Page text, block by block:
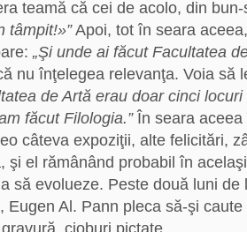
teamă că cei de acolo, din
tâmpit!»”Apoi, tot în seara
„Şi unde ai făcut Facultatea
nu înţelegea relevanţa. Voia să
de Artă erau doar cinci
făcut Filologia.”În seara aceea
câteva expoziţii, alte felicitări,
şi el rămânând probabil în
să evolueze. Peste două luni de
Eugen Al. Pann pleca să-şi
cioburi pictate